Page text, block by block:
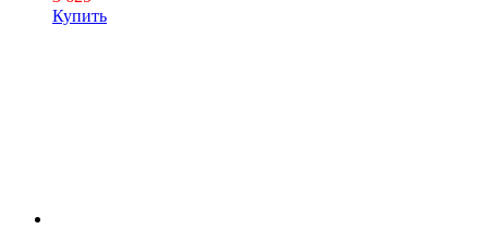
Купить